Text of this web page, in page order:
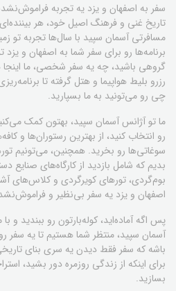
سفر به اصفهان و یزد یه تجربه
تاریخ غنی و فرهنگ اصیل خود، هر
مسافرتی آسمان سپید با سال‌ها تجربه تو
برنامه‌ها رو برای سفر شما به اصفهان و یزد
گروهی باشید، چه یه سفر شخصی، ما اینجا
رزرو بلیط هواپیما و هتل گرفته تا
چی رو می‌تونید به ما بسپارید.
ما تو آژانس آسمان سپید، بهتون کمک
رو انتخاب کنید، از بهترین رستوران‌ها و
سوغاتی‌ها رو بخرید. همچنین، می‌تونیم
بدیم که شامل بازدید از کارگاه‌های صنایع
بوم‌گردی، تورهای کویرگردی و کلاس‌های
اصفهان و یزد یه سفر بی‌نظیر و
پس اگه آماده‌اید، کوله‌بارتون رو ببندید و
آسمان سپید، منتظر شما هستیم تا یه سفر
باشه که سفر فقط دیدن یه سری بنای
برای اینکه از زندگی روزمره دور بشید،
بسازید.